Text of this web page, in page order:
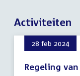
Activiteiten
28 feb 2024
Regeling